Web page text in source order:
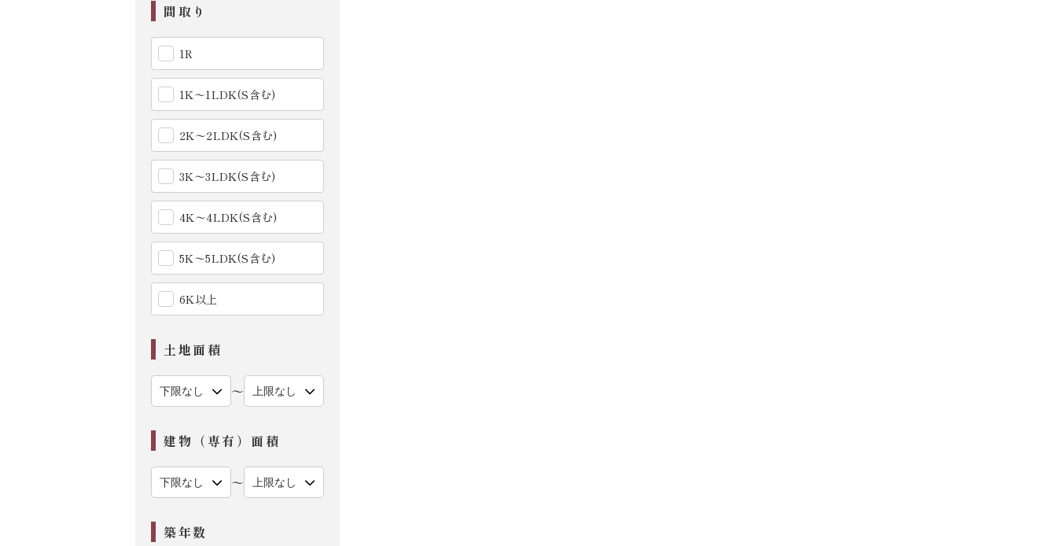
間取り
1R
1K〜1LDK(S含む)
2K〜2LDK(S含む)
3K〜3LDK(S含む)
4K〜4LDK(S含む)
5K〜5LDK(S含む)
6K以上
土地面積
〜
建物（専有）面積
〜
築年数